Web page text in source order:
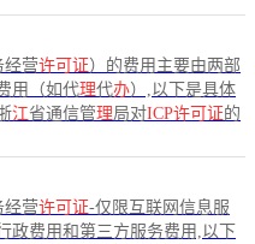
经营许可证）的费用主要由两部
用（如代理代办）,以下是具体
江省通信管理局对ICP许可证的
经营许可证-仅限互联网信息服
政费用和第三方服务费用,以下